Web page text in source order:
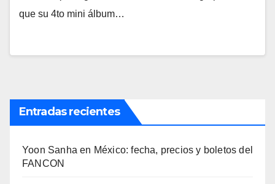
que su 4to mini álbum…
Entradas recientes
Yoon Sanha en México: fecha, precios y boletos del
FANCON